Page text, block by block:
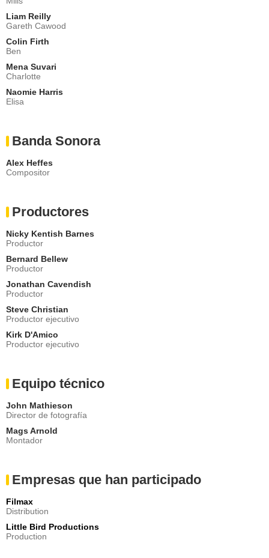
Liam Reilly
Gareth Cawood
Colin Firth
Ben
Mena Suvari
Charlotte
Naomie Harris
Elisa
Banda Sonora
Alex Heffes
Compositor
Productores
Nicky Kentish Barnes
Productor
Bernard Bellew
Productor
Jonathan Cavendish
Productor
Steve Christian
Productor ejecutivo
Kirk D'Amico
Productor ejecutivo
Equipo técnico
John Mathieson
Director de fotografía
Mags Arnold
Montador
Empresas que han participado
Filmax
Distribution
Little Bird Productions
Production